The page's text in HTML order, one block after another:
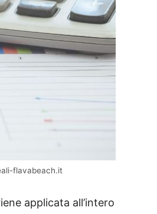
flavabeach.it
applicata all’intero